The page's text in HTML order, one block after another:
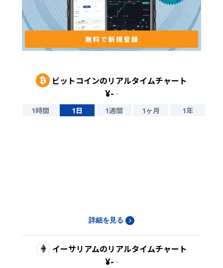
ビットコインのリアルタイムチャート
¥- -
1時間 1日 1週間 1ヶ月 1年
詳細を見る
イーサリアムのリアルタイムチャート
¥- -